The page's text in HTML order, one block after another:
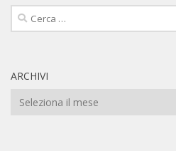
Ricerca
per:
ARCHIVI
Archivi